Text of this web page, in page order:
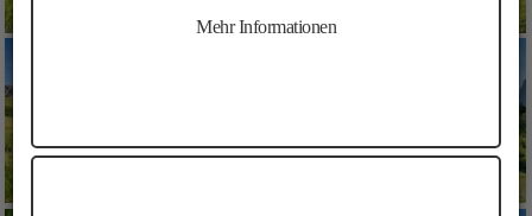
Mehr Informationen